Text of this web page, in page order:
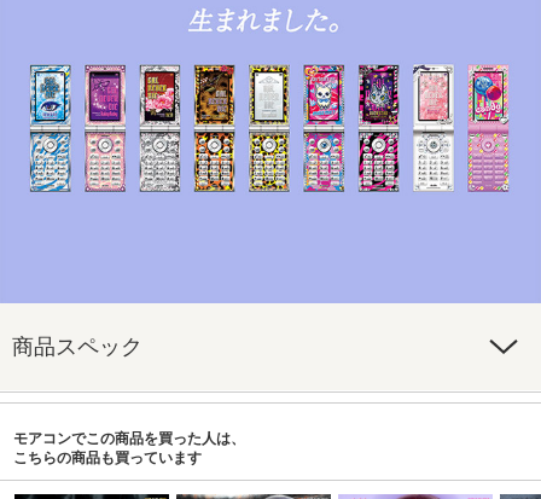
商品スペック
モアコンでこの商品を買った人は、
こちらの商品も買っています